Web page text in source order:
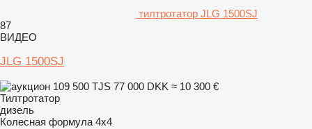
тилтротатор JLG 1500SJ
87
ВИДЕО
JLG 1500SJ
109 500 TJS 77 000 DKK ≈ 10 300 €
Тилтротатор
дизель
Колесная формула 4x4